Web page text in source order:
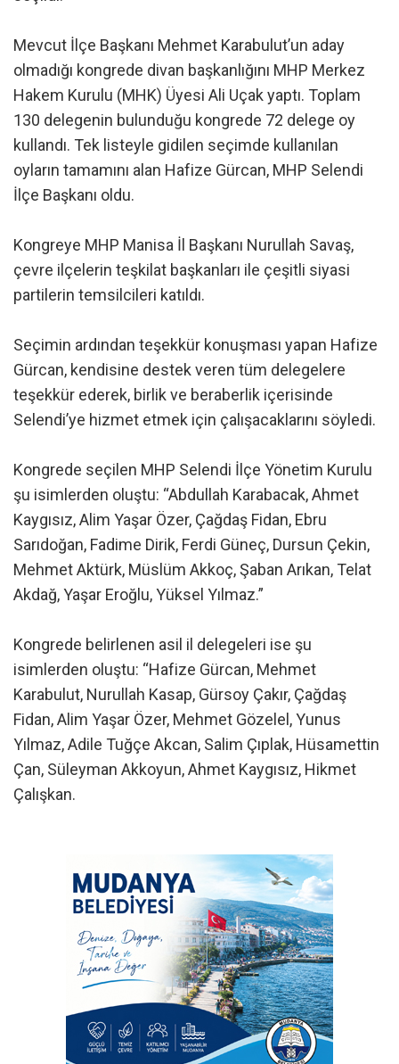
Mevcut İlçe Başkanı Mehmet Karabulut’un aday
olmadığı kongrede divan başkanlığını MHP Merkez
Hakem Kurulu (MHK) Üyesi Ali Uçak yaptı. Toplam
130 delegenin bulunduğu kongrede 72 delege oy
kullandı. Tek listeyle gidilen seçimde kullanılan
oyların tamamını alan Hafize Gürcan, MHP Selendi
İlçe Başkanı oldu.
Kongreye MHP Manisa İl Başkanı Nurullah Savaş,
çevre ilçelerin teşkilat başkanları ile çeşitli siyasi
partilerin temsilcileri katıldı.
Seçimin ardından teşekkür konuşması yapan Hafize
Gürcan, kendisine destek veren tüm delegelere
teşekkür ederek, birlik ve beraberlik içerisinde
Selendi’ye hizmet etmek için çalışacaklarını söyledi.
Kongrede seçilen MHP Selendi İlçe Yönetim Kurulu
şu isimlerden oluştu: “Abdullah Karabacak, Ahmet
Kaygısız, Alim Yaşar Özer, Çağdaş Fidan, Ebru
Sarıdoğan, Fadime Dirik, Ferdi Güneç, Dursun Çekin,
Mehmet Aktürk, Müslüm Akkoç, Şaban Arıkan, Telat
Akdağ, Yaşar Eroğlu, Yüksel Yılmaz.”
Kongrede belirlenen asil il delegeleri ise şu
isimlerden oluştu: “Hafize Gürcan, Mehmet
Karabulut, Nurullah Kasap, Gürsoy Çakır, Çağdaş
Fidan, Alim Yaşar Özer, Mehmet Gözelel, Yunus
Yılmaz, Adile Tuğçe Akcan, Salim Çıplak, Hüsamettin
Çan, Süleyman Akkoyun, Ahmet Kaygısız, Hikmet
Çalışkan.